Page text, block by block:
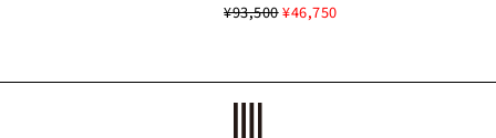
¥93,500¥46,750